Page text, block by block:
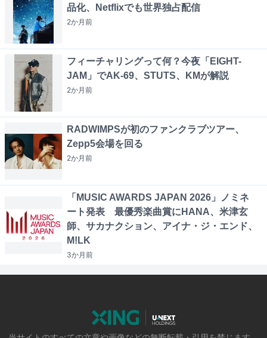
品化、Netflixでも世界独占配信
2か月前
フィーチャリングって何？今夜「EIGHT-
JAM」でAK-69、STUTS、KMが解説
2か月前
RADWIMPSが初のファンクラブツアー、
Zepp5会場を回る
2か月前
「MUSIC AWARDS JAPAN 2026」ノミネ
ート発表 最優秀楽曲賞にHANA、米津玄
師、サカナクション、アイナ・ジ・エンド、
M!LK
3か月前